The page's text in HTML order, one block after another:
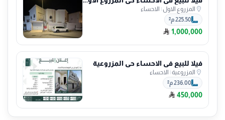
المزروع الاول| الاحساء
225.50 م²
1,000,000
فيلا للبيع في الاحساء حي المزروعية
المزروعية| الاحساء
236.00 م²
450,000